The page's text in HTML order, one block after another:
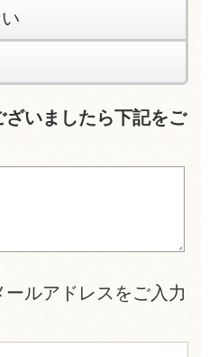
いましたら下記をご
ルアドレスをご入力